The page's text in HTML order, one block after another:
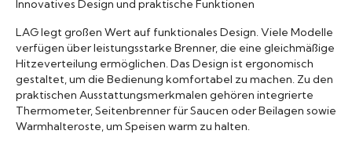
Innovatives Design und praktische Funktionen
LAG legt großen Wert auf funktionales Design. Viele Modelle
verfügen über leistungsstarke Brenner, die eine gleichmäßige
Hitzeverteilung ermöglichen. Das Design ist ergonomisch
gestaltet, um die Bedienung komfortabel zu machen. Zu den
praktischen Ausstattungsmerkmalen gehören integrierte
Thermometer, Seitenbrenner für Saucen oder Beilagen sowie
Warmhalteroste, um Speisen warm zu halten.